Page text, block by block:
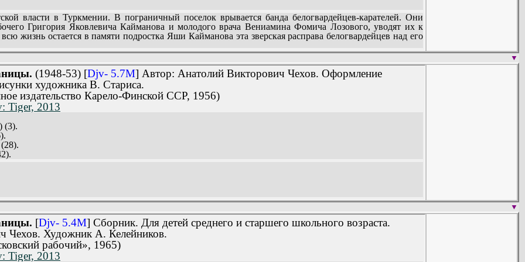
(159).
(319).
ГОДЫ
власти в Туркмении. В пограничный поселок врывается банда белогвардейцев-карателей. Они
Григория Яковлевича Кайманова и молодого врача Вениамина Фомича Лозового, уводят их к
жизнь остается в памяти подростка Яши Кайманова эта зверская расправа белогвардейцев над его
Анатолия Викторовича Чехова...
охватывают более чем двадцатилетний период.
А.В. Чехов - не новичок в литературе. Он знаком читателям своими повестями «У самой
сборниками рассказов.
▼
(1948-53) [Djv- 5.7M] Автор: Анатолий Викторович Чехов. Оформление
художника В. Стариса.
издательство Карело-Финской ССР, 1956)
Tiger, 2013
(3).
(70).
(133).
▼
[Djv- 5.4M] Сборник. Для детей среднего и старшего школьного возраста.
Чехов. Художник А. Келейников.
рабочий», 1965)
Tiger, 2013